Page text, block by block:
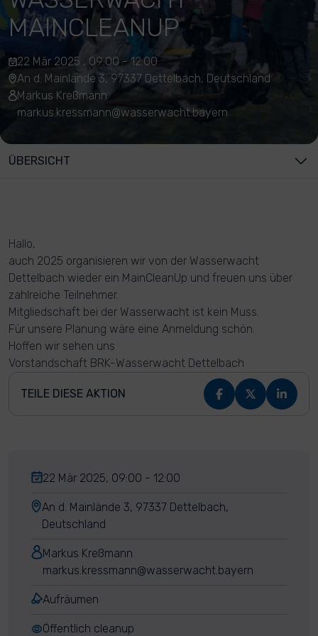
MAINCLEANUP
22 Mär 2025 , 09:00 - 12:00
An d. Mainlände 3, 97337 Dettelbach, Deutschland
Markus Kreßmann
markus.kressmann@wasserwacht.bayern
ÜBERSICHT
Hallo,
auch 2025 organisieren wir von der Wasserwacht
Dettelbach wieder ein MainCleanUp und freuen uns über
zahlreiche Teilnehmer.
Mitgliedschaft bei der Wasserwacht ist kein Muss.
Für unsere Planung wäre eine Anmeldung schön.
Hoffen wir sehen uns
Vorstandschaft BRK-Wasserwacht Dettelbach
TEILE DIESE AKTION
22 Mär 2025, 09:00 - 12:00
An d. Mainlände 3, 97337 Dettelbach,
Deutschland
Markus Kreßmann
markus.kressmann@wasserwacht.bayern
Aufräumen
Öffentlich cleanup